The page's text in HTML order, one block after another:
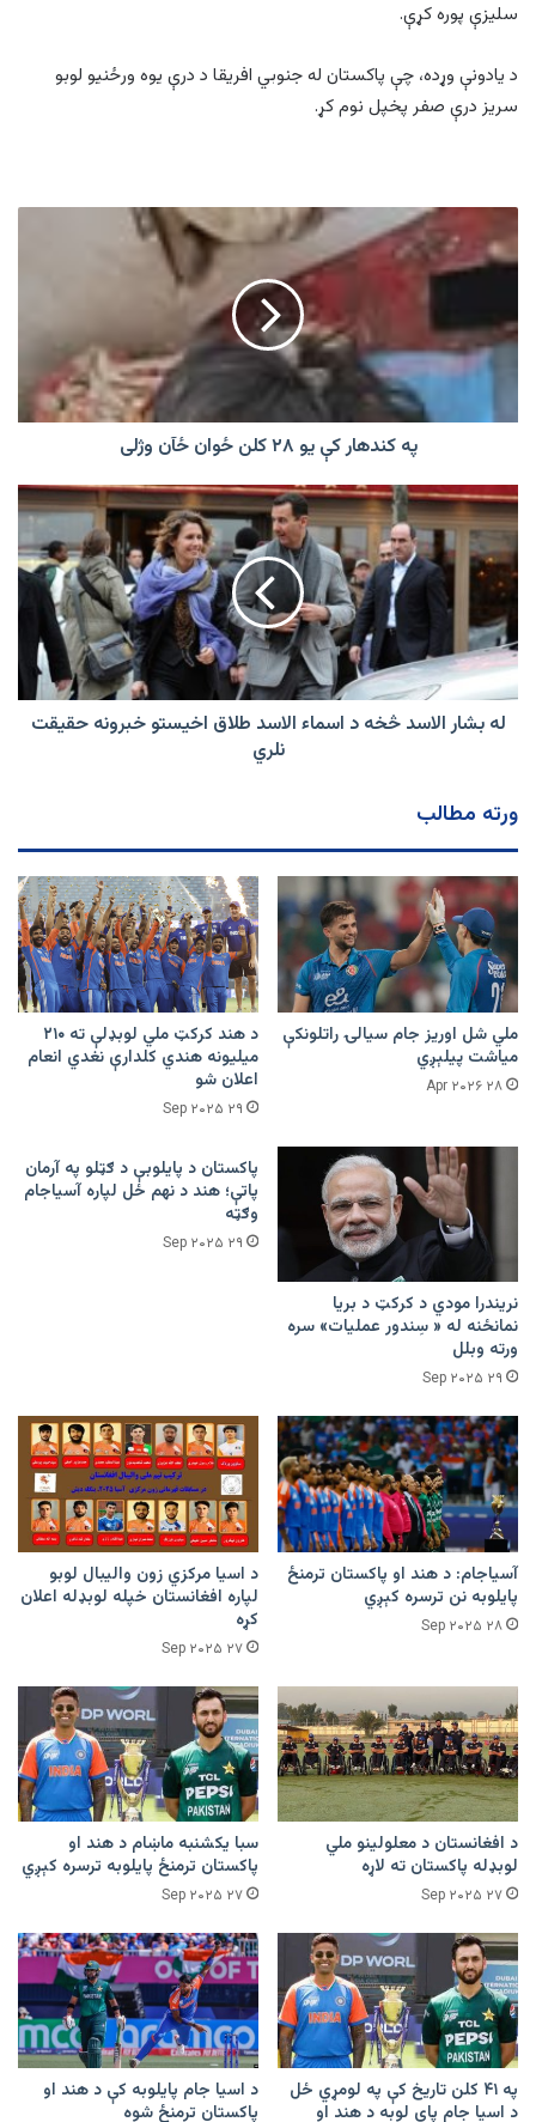
سلیزې پوره کړې.
د یادونې وړده، چې پاکستان له جنوبي افریقا د درې یوه ورځنیو لوبو
سریز درې صفر پخپل نوم کړ.
کندهار
کې
۲۸
کلن
ځوان
وژلی
په کندهار کې یو ۲۸ کلن ځوان ځآن وژلی
له
بشار
الاسد
څخه
د
اسماء
الاسد
طلاق
اخیستو
خبرونه
له بشار الاسد څخه د اسماء الاسد طلاق اخیستو خبرونه حقیقت
نلري
ورته مطالب
ملي شل اوریز جام سیالۍ راتلونکې
میاشت پیلېږي
۲۸ Apr ۲۰۲۶
د هند کرکټ ملي لوبډلې ته ۲۱۰
میلیونه هندي کلدارې نغدي انعام
اعلان شو
۲۹ Sep ۲۰۲۵
نریندرا مودي د کرکټ د بریا
نمانځنه له « سِندور عملیات» سره
ورته وبلل
۲۹ Sep ۲۰۲۵
پاکستان د پایلوبې د ګټلو په آرمان
پاتې؛ هند د نهم ځل لپاره آسیاجام
وګټه
۲۹ Sep ۲۰۲۵
آسیاجام: د هند او پاکستان ترمنځ
پایلوبه نن ترسره کېږي
۲۸ Sep ۲۰۲۵
د اسیا مرکزي زون والیبال لوبو
لپاره افغانستان خپله لوبډله اعلان
کړه
۲۷ Sep ۲۰۲۵
د افغانستان د معلولینو ملي
لوبډله پاکستان ته لاړه
۲۷ Sep ۲۰۲۵
سبا یکشنبه ماښام د هند او
پاکستان ترمنځ پایلوبه ترسره کېږي
۲۷ Sep ۲۰۲۵
په ۴۱ کلن تاریخ کې په لومړي ځل
د اسیا جام پای لوبه د هند او
د اسیا جام پایلوبه کې د هند او
پاکستان ترمنځ شوه